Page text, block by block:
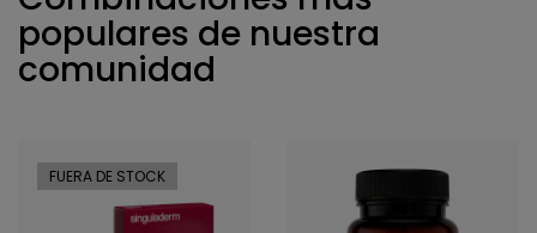
populares de nuestra
comunidad
FUERA DE STOCK